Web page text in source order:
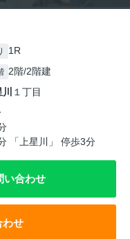
1R
2階/2階建
川 １丁目
「上星川」 停歩3分
い合わせ
わせ